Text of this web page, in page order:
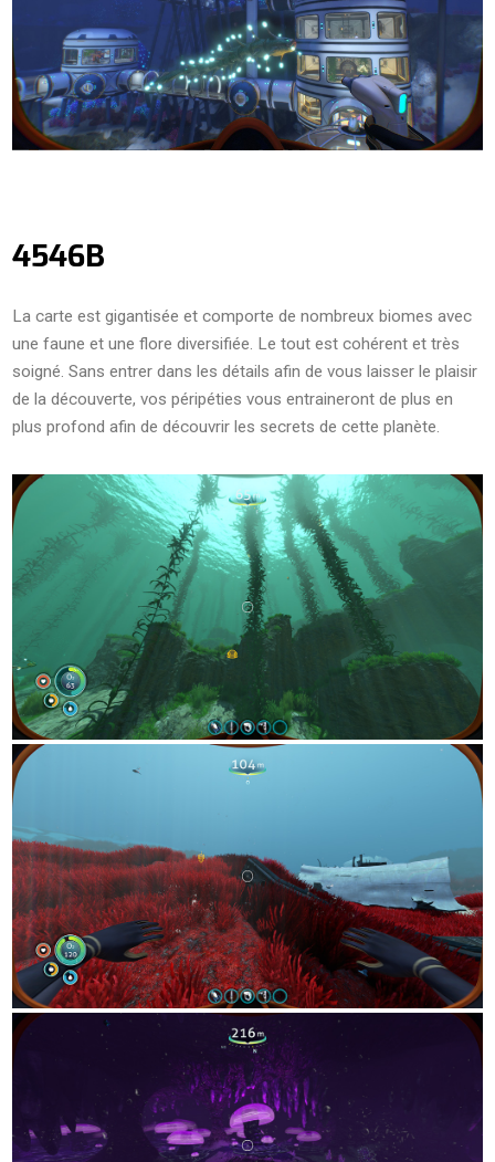
4546B
La carte est gigantisée et comporte de nombreux biomes avec
une faune et une flore diversifiée. Le tout est cohérent et très
soigné. Sans entrer dans les détails afin de vous laisser le plaisir
de la découverte, vos péripéties vous entraineront de plus en
plus profond afin de découvrir les secrets de cette planète.